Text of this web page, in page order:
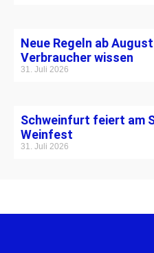
Neue Regeln ab
Verbraucher wissen
31. Juli 2026
Schweinfurt feiert am
Weinfest
31. Juli 2026